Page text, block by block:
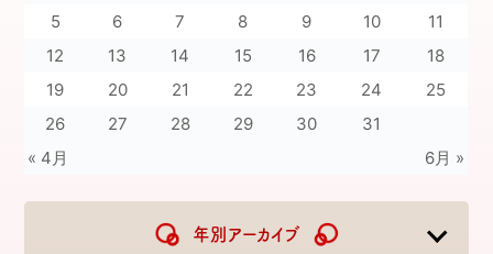
« 4月 6月 »
5
6 7 8 9 10
11
12
13 14 15 16 17
18
19
20 21 22 23 24
25
26
27 28 29 30 31
年別アーカイブ